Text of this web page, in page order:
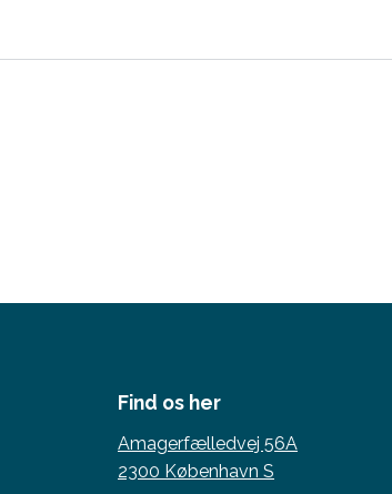
Find os her
Amagerfælledvej 56A
2300 København S